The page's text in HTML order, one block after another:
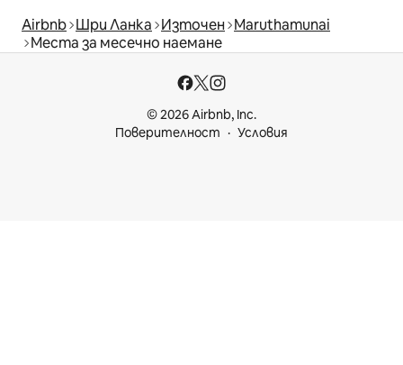
Airbnb Шри Ланка Източен Maruthamunai
Места за месечно наемане
© 2026 Airbnb, Inc.
Поверителност
Условия